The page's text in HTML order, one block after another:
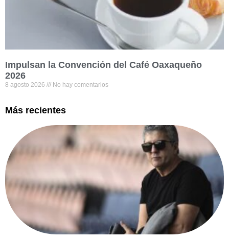
Impulsan la Convención del Café Oaxaqueño
2026
8 agosto 2026 No hay comentarios
Más recientes